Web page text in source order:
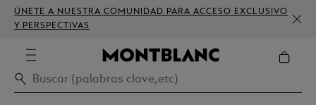
ÚNETE A NUESTRA COMUNIDAD PARA ACCESO EXCLUSIVO
Y PERSPECTIVAS